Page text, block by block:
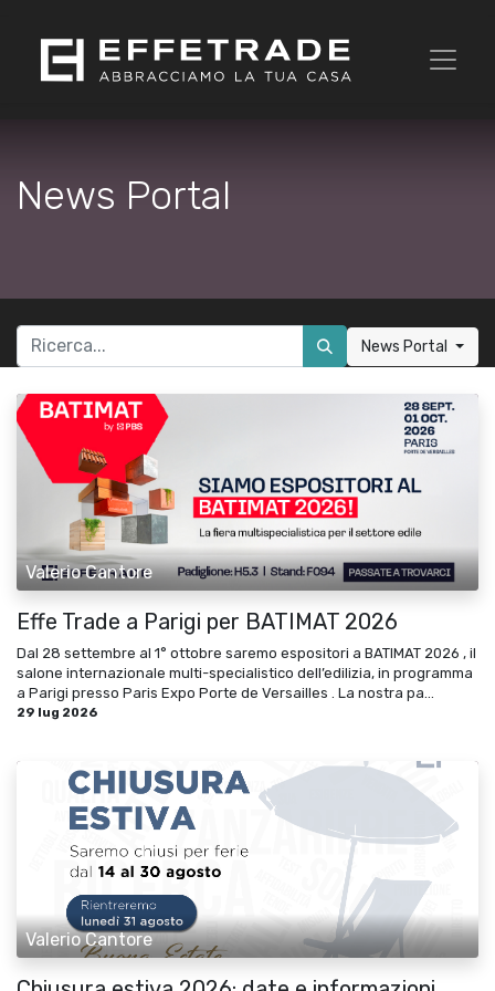
News Portal
News Portal
Valerio Cantore
Effe Trade a Parigi per BATIMAT 2026
Dal 28 settembre al 1° ottobre saremo espositori a BATIMAT 2026 , il
salone internazionale multi-specialistico dell’edilizia, in programma
a Parigi presso Paris Expo Porte de Versailles . La nostra pa...
29 lug 2026
Valerio Cantore